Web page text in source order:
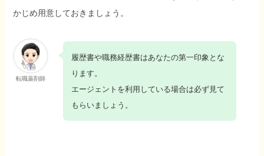
かじめ用意しておきましょう。
転職薬剤師
履歴書や職務経歴書はあなたの第一印象とな
ります。
エージェントを利用している場合は必ず見て
もらいましょう。